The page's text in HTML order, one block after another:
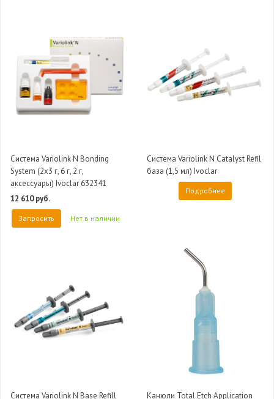
Система Variolink N Bonding
System (2х3 г, 6 г, 2 г,
аксессуары) Ivoclar 632341
12 610 руб.
Запросить Нет в наличии
Система Variolink N Catalyst Refil
база (1,5 мл) Ivoclar
Подробнее
Система Variolink N Base Refill Канюли Total Etch Application